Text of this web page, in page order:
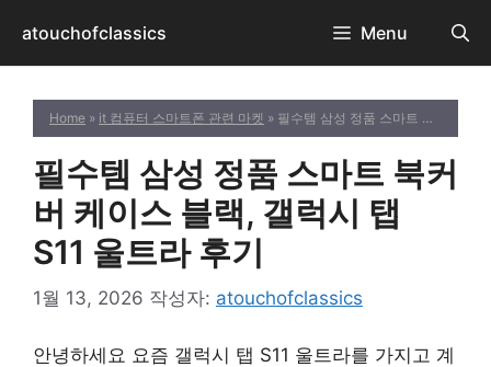
츠
atouchofclassics Menu
Home » it 컴퓨터 스마트폰 관련 마켓 » 필수템 삼성 정품 스마트 북커버 케이스 블랙, 갤럭시 탭 S11 울트라 후기
필수템 삼성 정품 스마트 북커
버 케이스 블랙, 갤럭시 탭
S11 울트라 후기
1월 13, 2026 작성자: atouchofclassics
안녕하세요 요즘 갤럭시 탭 S11 울트라를 가지고 계